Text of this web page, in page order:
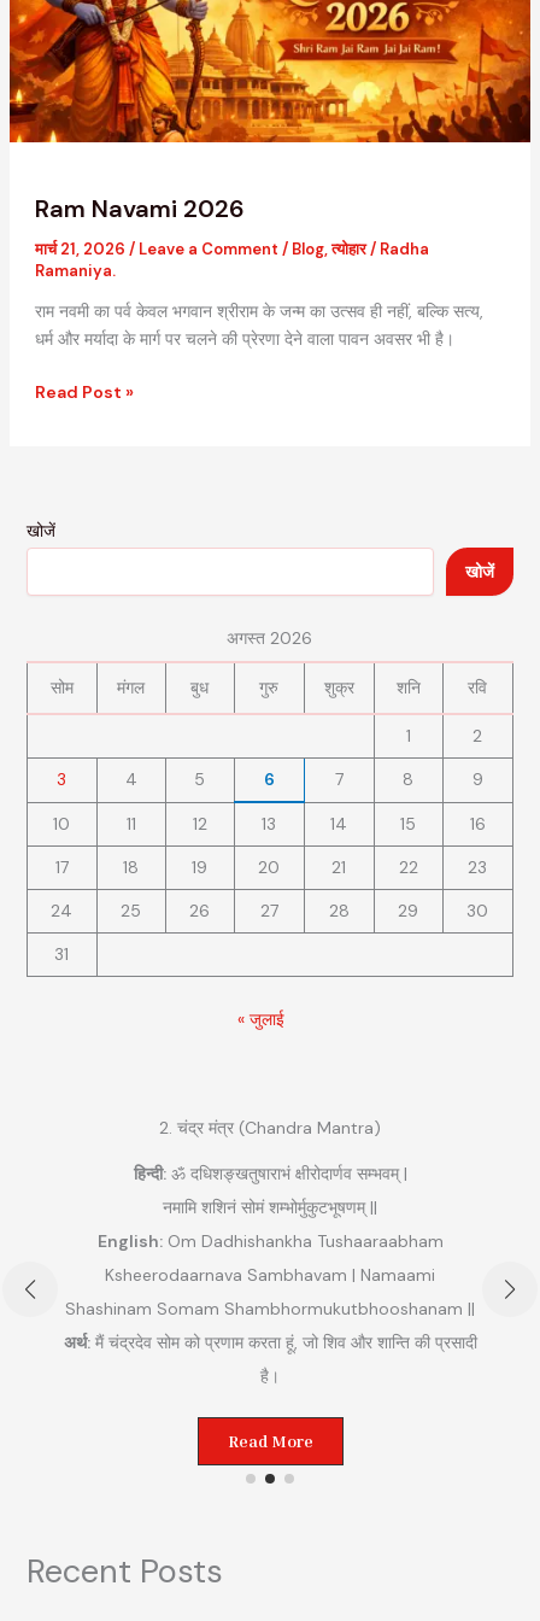
Ram Navami 2026
मार्च 21, 2026 / Leave a Comment / Blog,त्योहार/ Radha
Ramaniya.
राम नवमी का पर्व केवल भगवान श्रीराम के जन्म का उत्सव ही नहीं, बल्कि सत्य,
धर्म और मर्यादा के मार्ग पर चलने की प्रेरणा देने वाला पावन अवसर भी है।
Read Post »
खोजें
खोजें
अगस्त 2026
सोम मंगल बुध गुरु शुक्र शनि रवि
1
2
3
4 5 6 7 8 9
10 11 12 13 14 15
16
17
18 19 20 21 22
23
24
25 26 27 28 29
30
31
« जुलाई
2. चंद्र मंत्र (Chandra Mantra)
हिन्दी:ॐ दधिशङ्खतुषाराभं क्षीरोदार्णव सम्भवम् |
नमामि शशिनं सोमं शम्भोर्मुकुटभूषणम् ||
English:Om Dadhishankha Tushaaraabham
Ksheerodaarnava Sambhavam | Namaami
Shashinam Somam Shambhormukutbhooshanam ||
अर्थ:मैं चंद्रदेव सोम को प्रणाम करता हूं, जो शिव और शान्ति की प्रसादी
है।
Read More
Recent Posts